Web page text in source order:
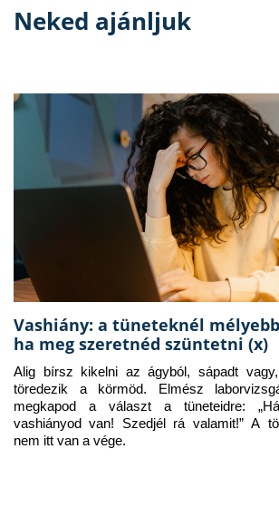
Neked ajánljuk
Vashiány: a tüneteknél
ha meg szeretnéd szüntetni (x)
Alig bírsz kikelni az ágyból, sápadt
töredezik a körmöd. Elmész
megkapod a választ a tüneteidre:
vashiányod van! Szedjél rá valamit!” A
nem itt van a vége.